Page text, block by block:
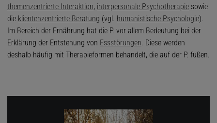
themenzentrierte Interaktion, interpersonale Psychotherapie sowie
die klientenzentrierte Beratung (vgl. humanistische Psychologie).
Im Bereich der Ernährung hat die P. vor allem Bedeutung bei der
Erklärung der Entstehung von Essstörungen. Diese werden
deshalb häufig mit Therapieformen behandelt, die auf der P. fußen.